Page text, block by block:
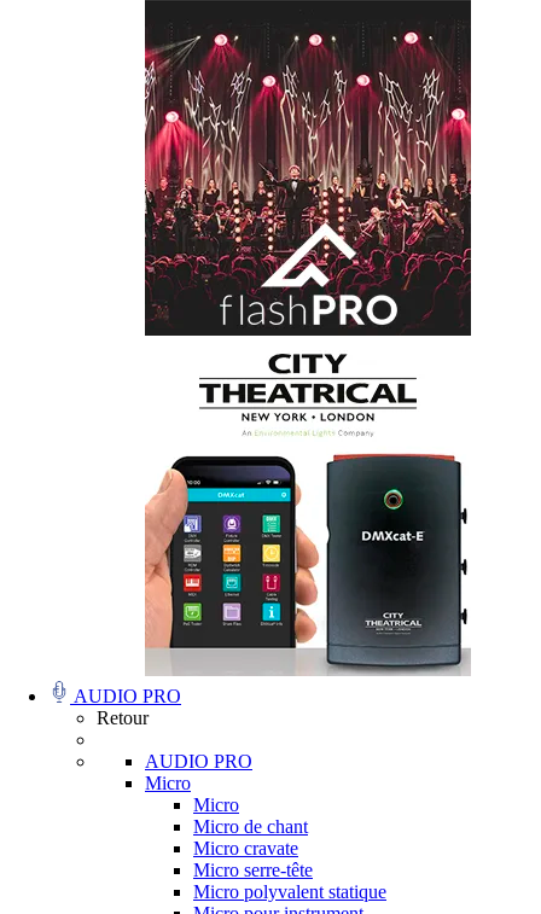
AUDIO PRO
Retour
AUDIO PRO
Micro
Micro
Micro de chant
Micro cravate
Micro serre-tête
Micro polyvalent statique